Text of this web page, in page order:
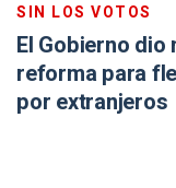
SIN LOS VOTOS
El Gobierno
reforma para
por extranjeros